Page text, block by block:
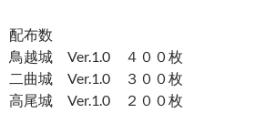
配布数
鳥越城 Ver.1.0 ４００枚
二曲城 Ver.1.0 ３００枚
高尾城 Ver.1.0 ２００枚